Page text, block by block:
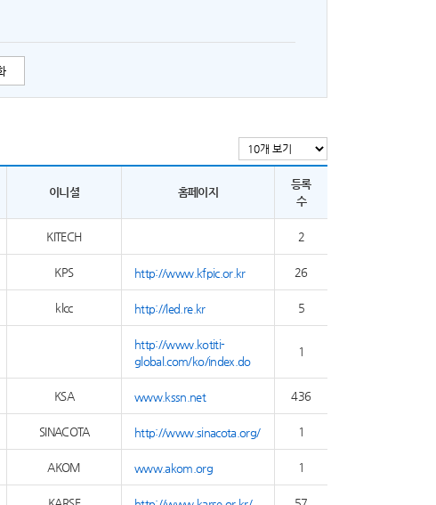
이니셜 홈페이지
등록
수
KITECH 2
KPS http://www.kfpic.or.kr 26
klcc http://led.re.kr 5
http://www.kotiti-
global.com/ko/index.do
1
KSA www.kssn.net 436
SINACOTA http://www.sinacota.org/ 1
AKOM www.akom.org 1